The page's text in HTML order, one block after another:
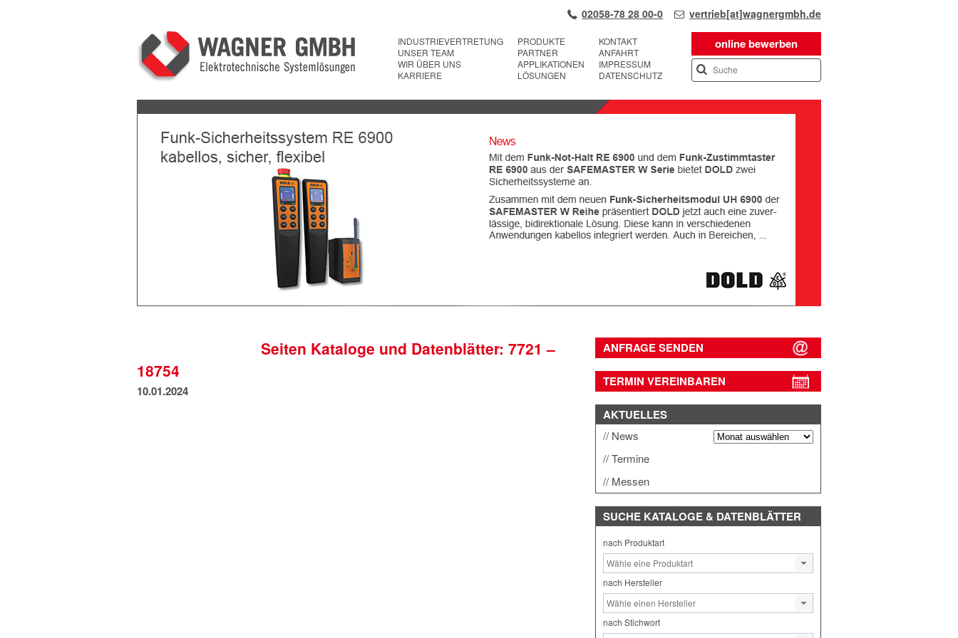
02058-78 28 00-0 vertrieb[at]wagnergmbh.de
online bewerben
INDUSTRIEVERTRETUNG
UNSER TEAM
WIR ÜBER UNS
KARRIERE
PRODUKTE
PARTNER
APPLIKATIONEN
LÖSUNGEN
KONTAKT
ANFAHRT
IMPRESSUM
DATENSCHUTZ
Next
Seiten Kataloge und Datenblätter: 7721 –
18754
10.01.2024
ANFRAGE SENDEN
TERMIN VEREINBAREN
AKTUELLES
News
Termine
Messen
SUCHE KATALOGE & DATENBLÄTTER
nach Produktart
nach Hersteller
nach Stichwort